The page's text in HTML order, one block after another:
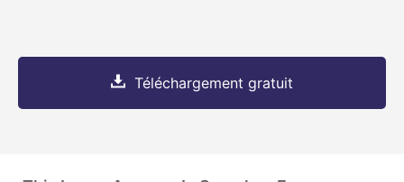
Téléchargement gratuit